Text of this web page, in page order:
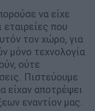
να είχε
που
τον χώρο, για
μόνο τεχνολογία
ούτε
Πιστεύουμε
είχαν αποτρέψει
εναντίον μας.